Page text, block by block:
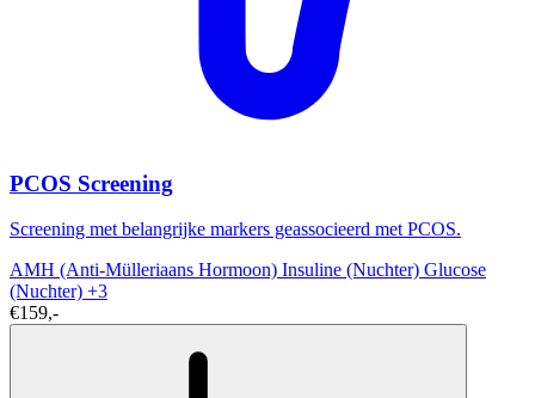
PCOS Screening
Screening met belangrijke markers geassocieerd met PCOS.
AMH (Anti-Mülleriaans Hormoon) Insuline (Nuchter) Glucose
(Nuchter) +3
€159,-